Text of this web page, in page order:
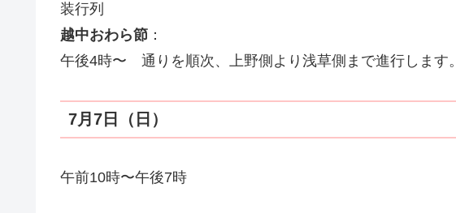
装行列
越中おわら節 ：
午後4時〜 通りを順次、上野側より浅草側まで進行します。
7月7日（日）
午前10時〜午後7時